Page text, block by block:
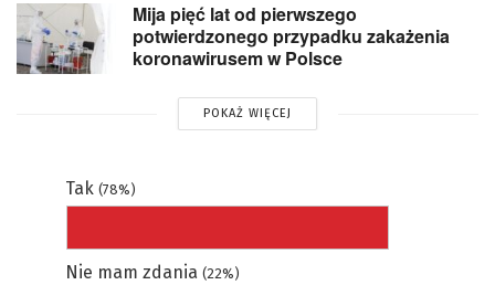
Mija pięć lat od pierwszego
potwierdzonego przypadku zakażenia
koronawirusem w Polsce
POKAŻ WIĘCEJ
Tak(78%)
Nie mam zdania(22%)